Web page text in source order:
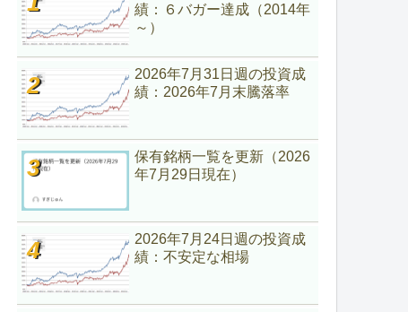
績：６バガー達成（2014年
～）
2026年7月31日週の投資成
績：2026年7月末騰落率
保有銘柄一覧を更新（2026
年7月29日現在）
2026年7月24日週の投資成
績：不安定な相場